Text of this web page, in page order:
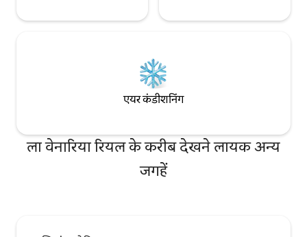
एयर कंडीशनिंग
ला वेनारिया रियल के करीब देखने लायक अन्य
जगहें